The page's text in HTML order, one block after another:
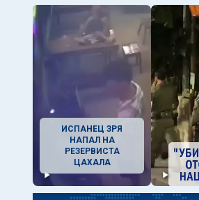
ИСПАНЕЦ ЗРЯ
НАПАЛ НА
РЕЗЕРВИСТА
ЦАХАЛА